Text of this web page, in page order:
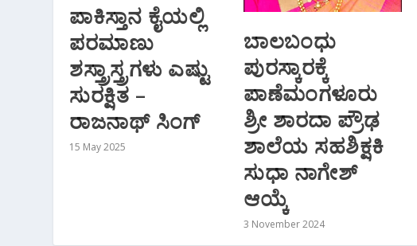
ಪಾಕಿಸ್ತಾನ ಕೈಯಲ್ಲಿ
ಪರಮಾಣು
ಶಸ್ತ್ರಾಸ್ತ್ರಗಳು ಎಷ್ಟು
ಸುರಕ್ಷಿತ –
ರಾಜನಾಥ್ ಸಿಂಗ್
15 May 2025
ಬಾಲಬಂಧು
ಪುರಸ್ಕಾರಕ್ಕೆ
ಪಾಣೆಮಂಗಳೂರು
ಶ್ರೀ ಶಾರದಾ ಪ್ರೌಢ
ಶಾಲೆಯ ಸಹಶಿಕ್ಷಕಿ
ಸುಧಾ ನಾಗೇಶ್
ಆಯ್ಕೆ
3 November 2024